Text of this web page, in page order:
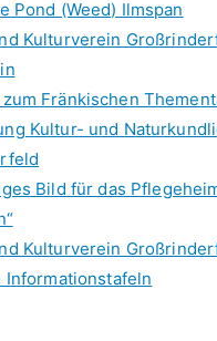
Pond (Weed) Ilmspan
Kulturverein
Fränkischen
Kultur- und
Bild für das
Kulturverein
Informationstafeln